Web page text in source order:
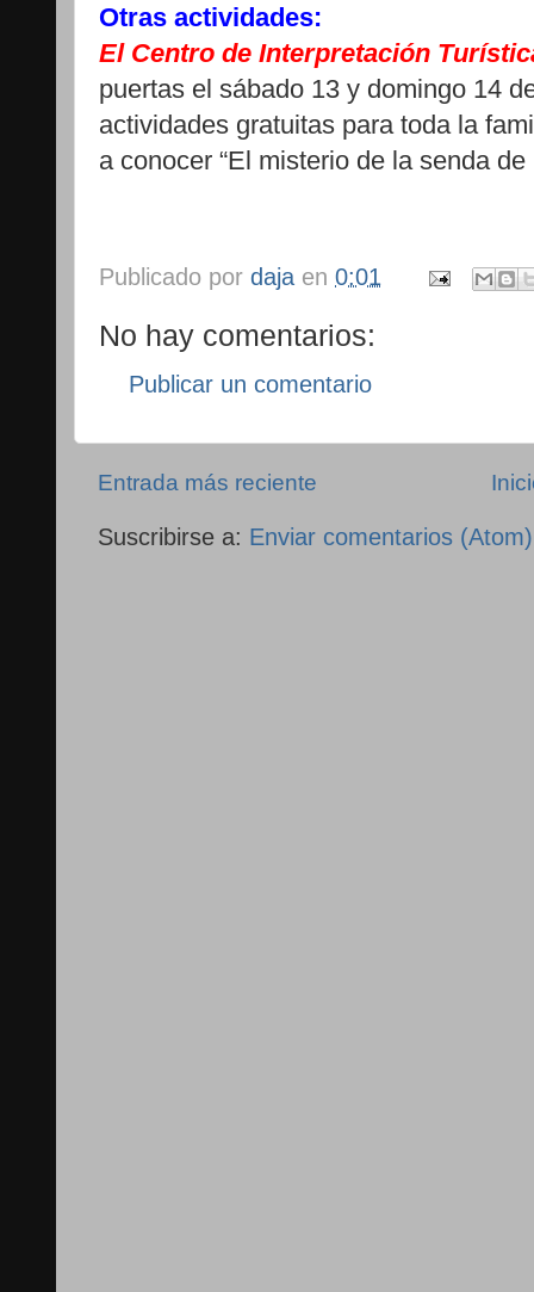
Otras actividades:
El Centro de Interpretación
puertas el sábado 13 y domingo 14
actividades gratuitas para toda la
a conocer “El misterio de la senda de
Publicado por daja en 0:01
No hay comentarios:
Publicar un comentario
Entrada más reciente
Suscribirse a: Enviar comentarios (Atom)